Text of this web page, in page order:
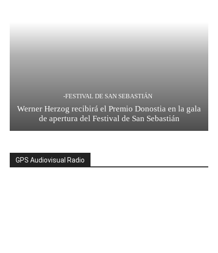
-FESTIVAL DE SAN SEBASTIÁN
Werner Herzog recibirá el Premio Donostia en la gala
de apertura del Festival de San Sebastián
GPS Audiovisual Radio